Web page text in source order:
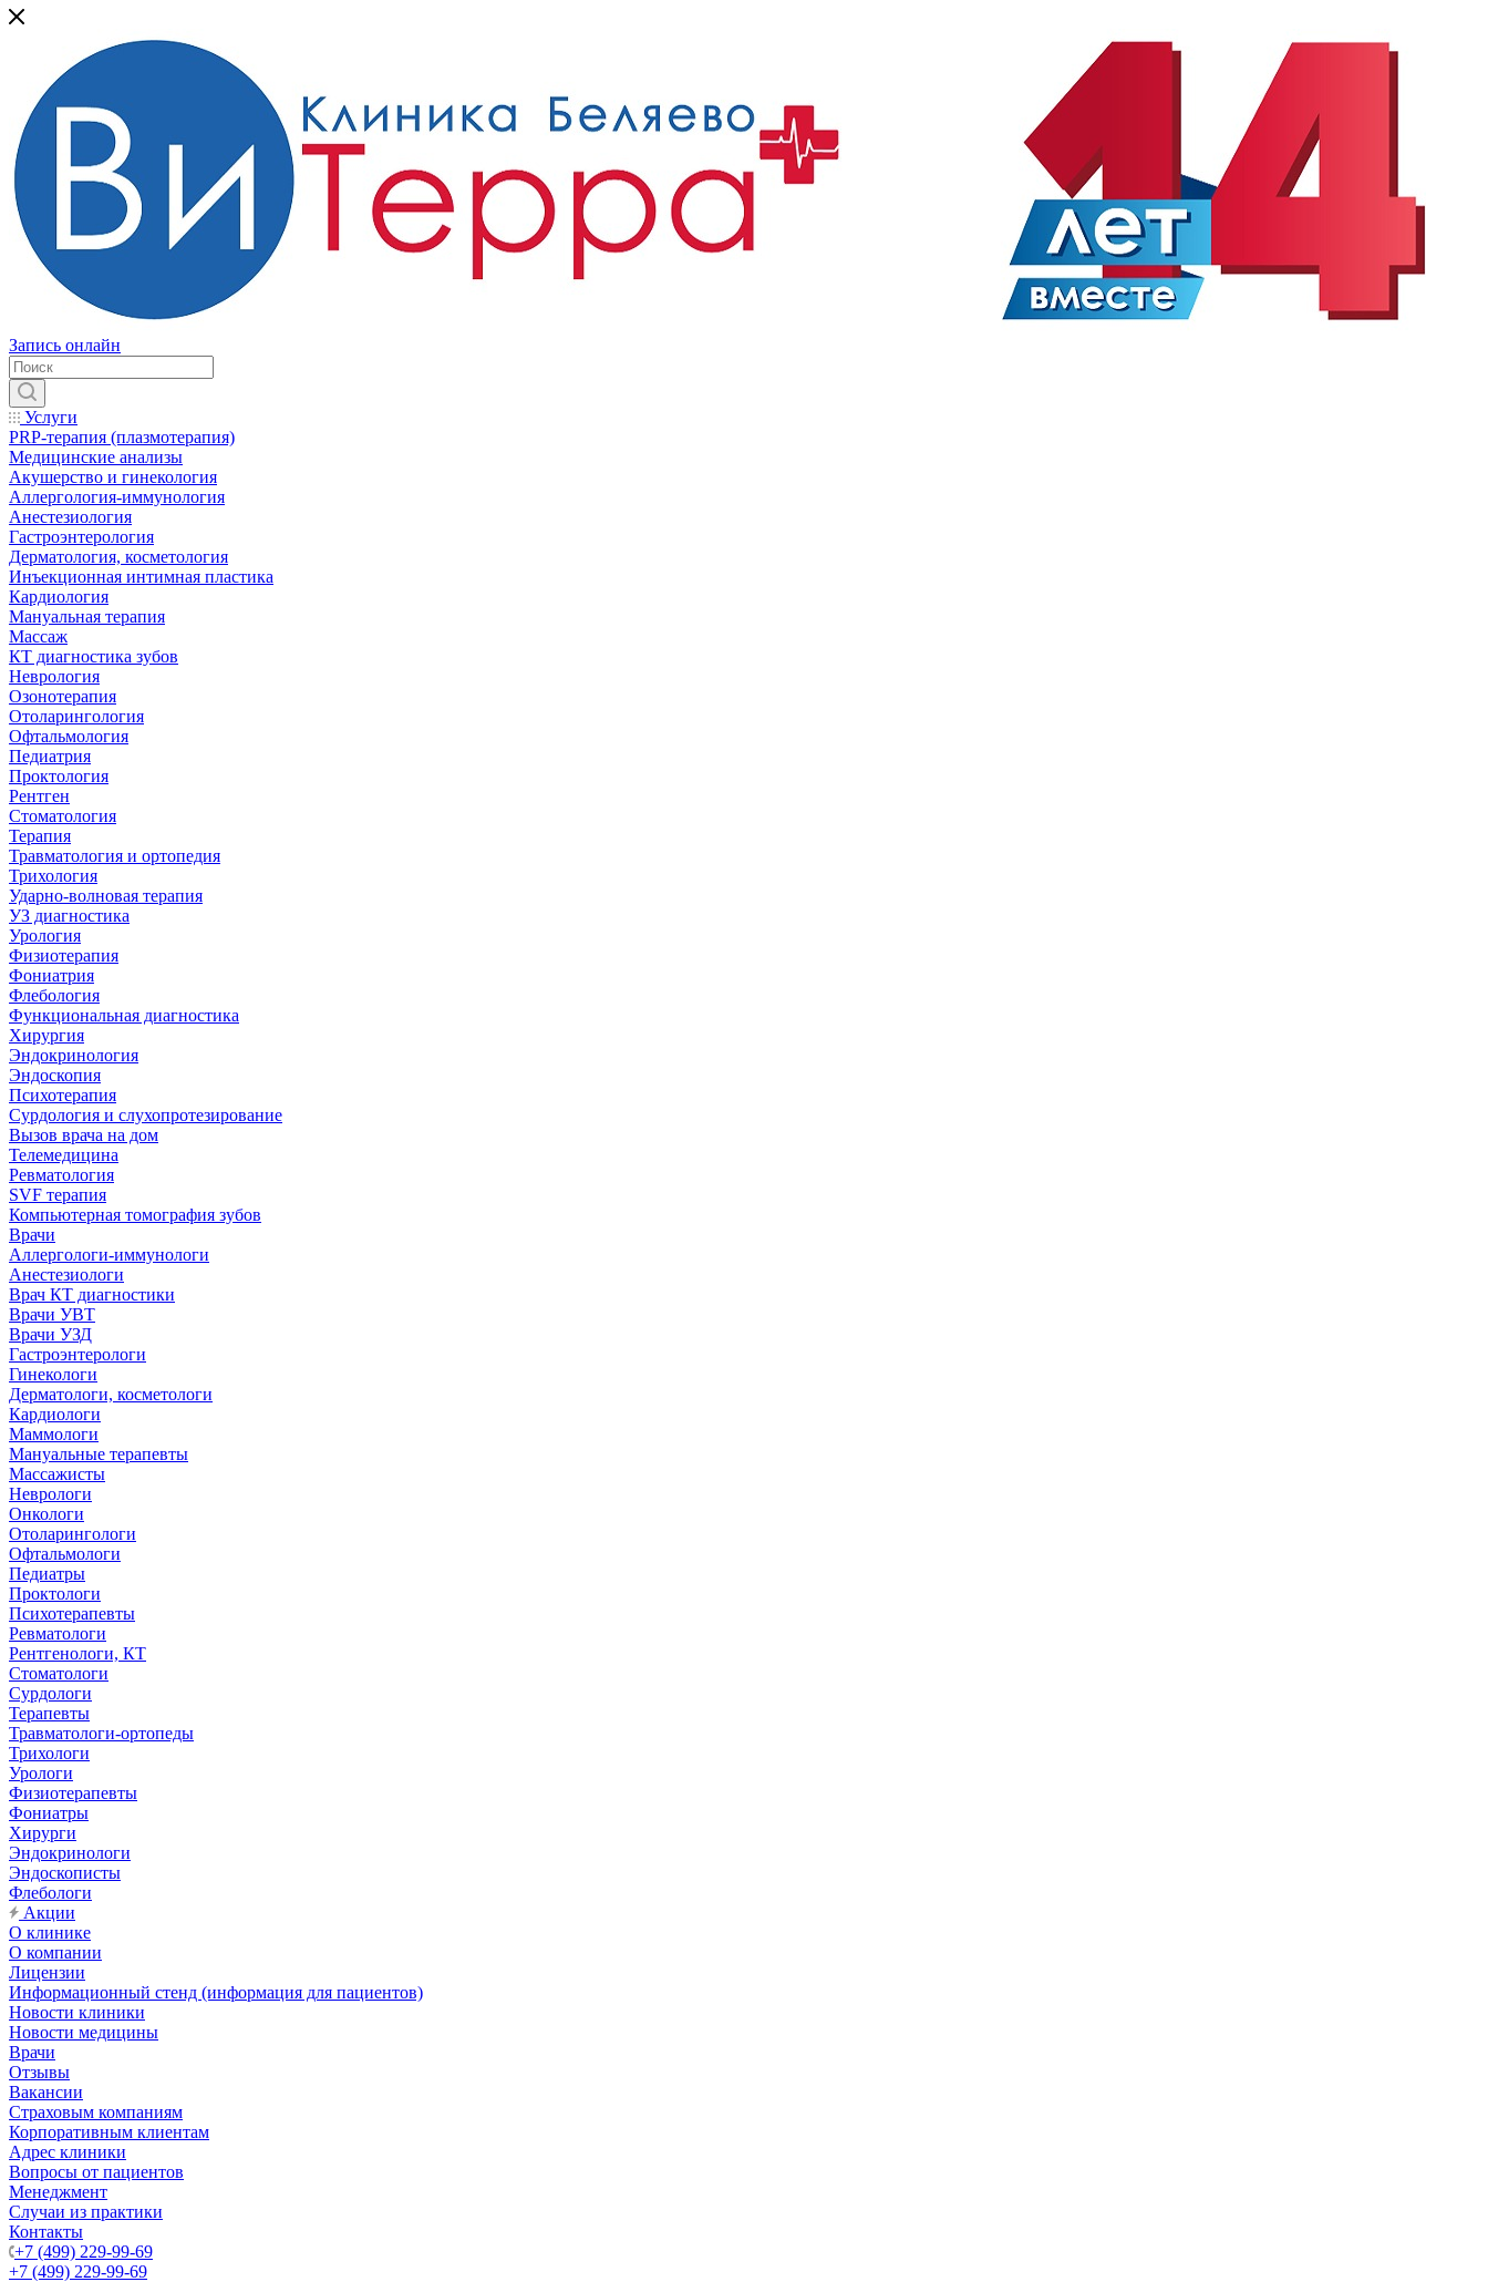
Запись онлайн
Услуги
PRP-терапия (плазмотерапия)
Медицинские анализы
Акушерство и гинекология
Аллергология-иммунология
Анестезиология
Гастроэнтерология
Дерматология, косметология
Инъекционная интимная пластика
Кардиология
Мануальная терапия
Массаж
КТ диагностика зубов
Неврология
Озонотерапия
Отоларингология
Офтальмология
Педиатрия
Проктология
Рентген
Стоматология
Терапия
Травматология и ортопедия
Трихология
Ударно-волновая терапия
УЗ диагностика
Урология
Физиотерапия
Фониатрия
Флебология
Функциональная диагностика
Хирургия
Эндокринология
Эндоскопия
Психотерапия
Сурдология и слухопротезирование
Вызов врача на дом
Телемедицина
Ревматология
SVF терапия
Компьютерная томография зубов
Врачи
Аллергологи-иммунологи
Анестезиологи
Врач КТ диагностики
Врачи УВТ
Врачи УЗД
Гастроэнтерологи
Гинекологи
Дерматологи, косметологи
Кардиологи
Маммологи
Мануальные терапевты
Массажисты
Неврологи
Онкологи
Отоларингологи
Офтальмологи
Педиатры
Проктологи
Психотерапевты
Ревматологи
Рентгенологи, КТ
Стоматологи
Сурдологи
Терапевты
Травматологи-ортопеды
Трихологи
Урологи
Физиотерапевты
Фониатры
Хирурги
Эндокринологи
Эндоскописты
Флебологи
Акции
О клинике
О компании
Лицензии
Информационный стенд (информация для пациентов)
Новости клиники
Новости медицины
Врачи
Отзывы
Вакансии
Страховым компаниям
Корпоративным клиентам
Адрес клиники
Вопросы от пациентов
Менеджмент
Случаи из практики
Контакты
+7 (499) 229-99-69
+7 (499) 229-99-69